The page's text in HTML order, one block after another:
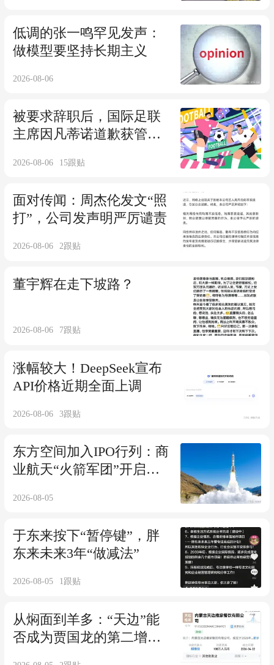
低调的张一鸣罕见发声：
做模型要坚持长期主义
2026-08-06
被要求辞职后，国际足联
主席因凡蒂诺道歉获管理
2026-08-06 15跟贴
面对传闻：周杰伦发文“照
打”，公司发声明严厉谴责
2026-08-06 2跟贴
董宇辉在走下坡路？
2026-08-06 7跟贴
涨幅较大！DeepSeek宣布
API价格近期全面上调
2026-08-06 3跟贴
东方空间加入IPO行列：商
业航天“火箭军团”开启上
2026-08-05
于东来按下“暂停键”，胖
东来未来3年“做减法”
2026-08-05 1跟贴
从焖面到羊多：“天边”能
否成为贾国龙的第二增长